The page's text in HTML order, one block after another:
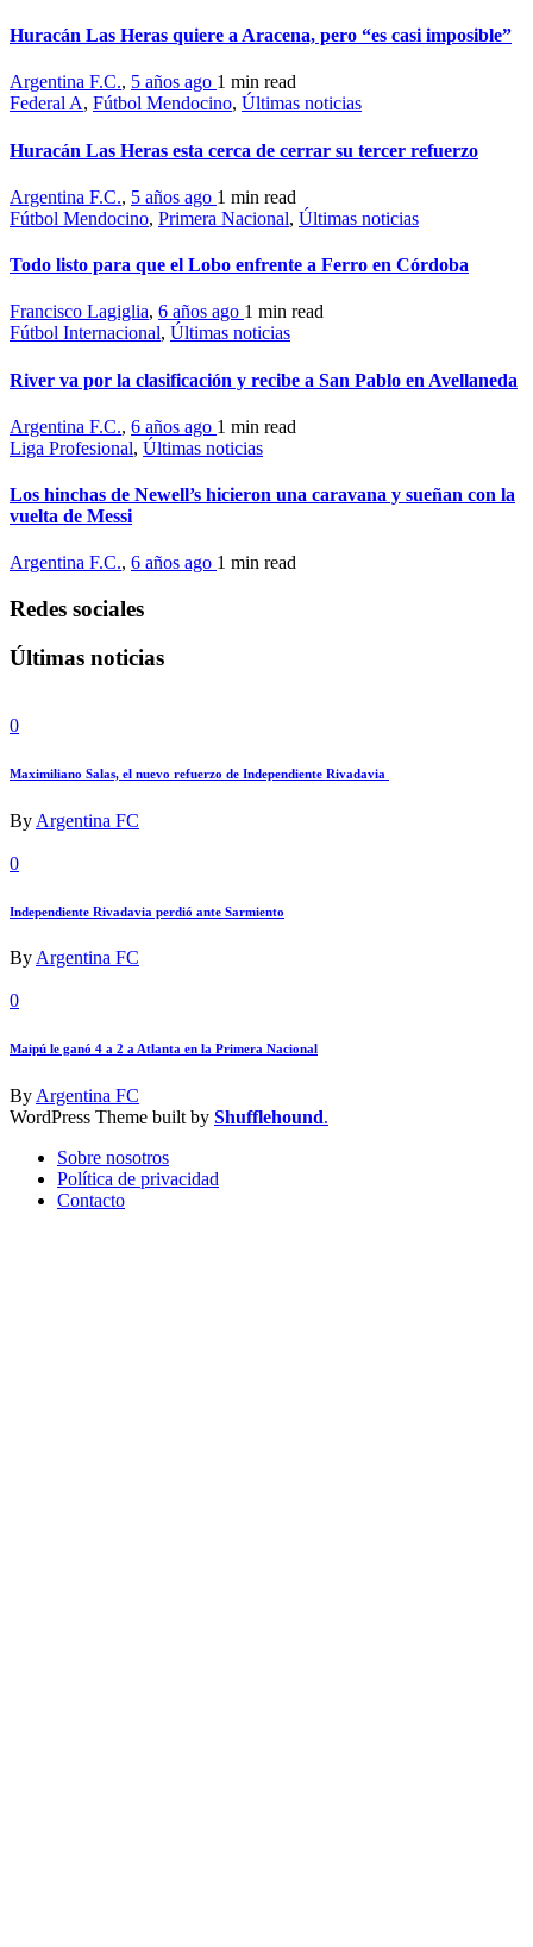
Huracán Las Heras quiere a Aracena, pero “es casi imposible”
Argentina F.C., 5 años ago 1 min read
Federal A, Fútbol Mendocino, Últimas noticias
Huracán Las Heras esta cerca de cerrar su tercer refuerzo
Argentina F.C., 5 años ago 1 min read
Fútbol Mendocino, Primera Nacional, Últimas noticias
Todo listo para que el Lobo enfrente a Ferro en Córdoba
Francisco Lagiglia, 6 años ago 1 min read
Fútbol Internacional, Últimas noticias
River va por la clasificación y recibe a San Pablo en Avellaneda
Argentina F.C., 6 años ago 1 min read
Liga Profesional, Últimas noticias
Los hinchas de Newell’s hicieron una caravana y sueñan con la
vuelta de Messi
Argentina F.C., 6 años ago 1 min read
Redes sociales
Últimas noticias
0
Maximiliano Salas, el nuevo refuerzo de Independiente Rivadavia
By Argentina FC
0
Independiente Rivadavia perdió ante Sarmiento
ByArgentina FC
0
Maipú le ganó 4 a 2 a Atlanta en la Primera Nacional
ByArgentina FC
WordPress Theme built by Shufflehound.
Sobre nosotros
Política de privacidad
Contacto